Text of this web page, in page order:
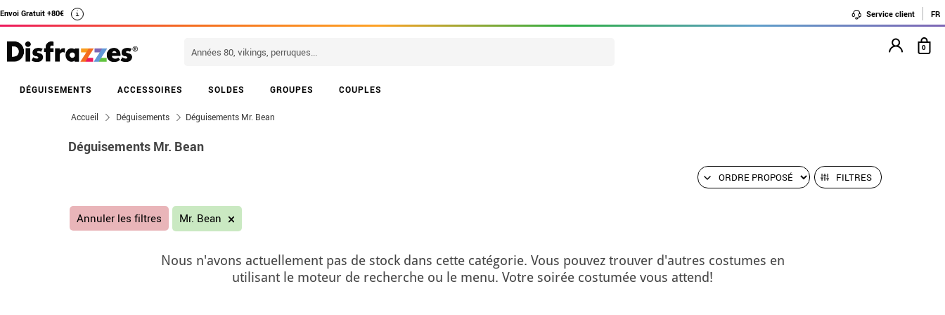
Envoi Gratuit +80€ i Service client FR
DÉGUISEMENTS ACCESSOIRES SOLDES GROUPES COUPLES
0
Accueil Déguisements Déguisements Mr. Bean
Déguisements Mr. Bean
FILTRES
Annuler les filtres Mr. Bean
Nous n'avons actuellement pas de stock dans cette catégorie. Vous pouvez trouver d'autres costumes en
utilisant le moteur de recherche ou le menu. Votre soirée costumée vous attend!